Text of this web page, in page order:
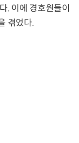
. 이에 경호원들이
겪었다.